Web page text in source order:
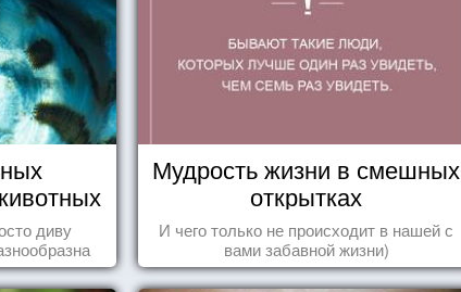
диву
Мудрость жизни в смешных
открытках
И чего только не происходит в нашей с
вами забавной жизни)